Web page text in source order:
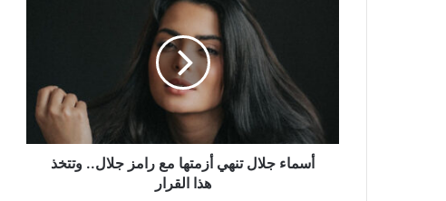
جلال..
وتتخذ
هذا
القرارأسماء جلال تنهي أزمتها مع رامز جلال.. وتتخذ
هذا القرار